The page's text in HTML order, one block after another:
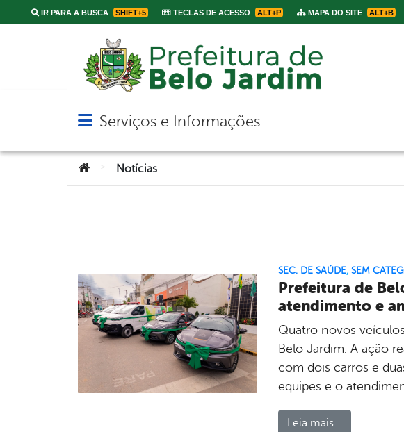
IR PARA A BUSCA SHIFT+5 TECLAS DE ACESSO ALT+P MAPA DO SITE ALT+B
Abrir menu principal de navegação
Serviços e Informações
Você está aqui:
Notícias
SEC. DE SAÚDE, SEM
Prefeitura de
atendimento e
Quatro novos
Belo Jardim. A ação
com dois carros e
equipes e o
Leia mais...